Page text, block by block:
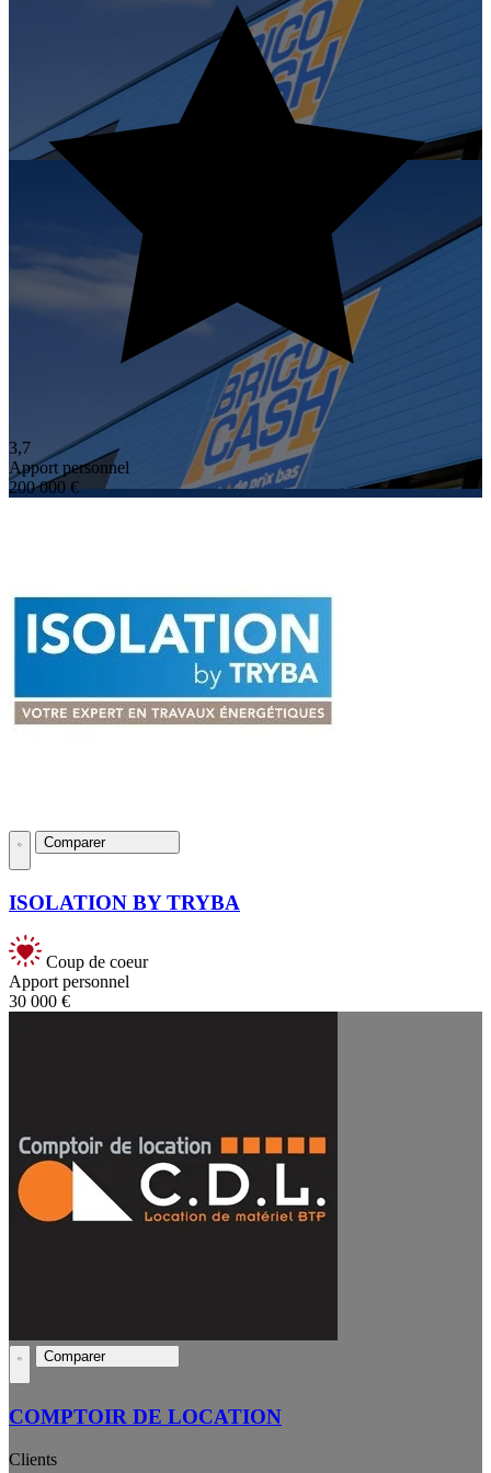
3,7
Apport personnel
200 000 €
Comparer
ISOLATION BY TRYBA
Coup de coeur
Apport personnel
30 000 €
Comparer
COMPTOIR DE LOCATION
Clients